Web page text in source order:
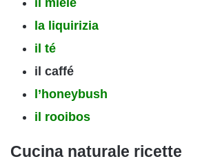
il miele
la liquirizia
il té
il caffé
l’honeybush
il rooibos
Cucina naturale ricette